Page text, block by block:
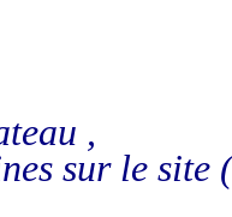
,
sur le site